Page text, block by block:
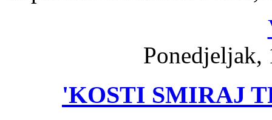
Ponedjeljak,
'KOSTI SMIRAJ